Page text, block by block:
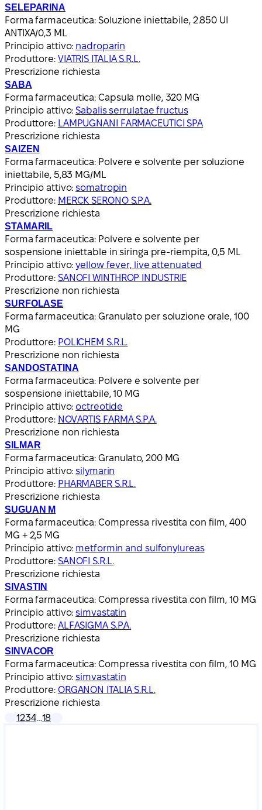
SELEPARINA
Forma farmaceutica: Soluzione iniettabile, 2.850 UI
ANTIXA/0,3 ML
Principio attivo: nadroparin
Produttore: VIATRIS ITALIA S.R.L.
Prescrizione richiesta
SABA
Forma farmaceutica: Capsula molle, 320 MG
Principio attivo:Sabalis serrulatae fructus
Produttore: LAMPUGNANI FARMACEUTICI SPA
Prescrizione richiesta
SAIZEN
Forma farmaceutica: Polvere e solvente per soluzione
iniettabile, 5,83 MG/ML
Principio attivo:somatropin
Produttore: MERCK SERONO S.P.A.
Prescrizione richiesta
STAMARIL
Forma farmaceutica: Polvere e solvente per
sospensione iniettable in siringa pre-riempita, 0,5 ML
Principio attivo:yellow fever, live attenuated
Produttore: SANOFI WINTHROP INDUSTRIE
Prescrizione non richiesta
SURFOLASE
Forma farmaceutica: Granulato per soluzione orale, 100
MG
Produttore: POLICHEM S.R.L.
Prescrizione non richiesta
SANDOSTATINA
Forma farmaceutica: Polvere e solvente per
sospensione iniettabile, 10 MG
Principio attivo: octreotide
Produttore: NOVARTIS FARMA S.P.A.
Prescrizione non richiesta
SILMAR
Forma farmaceutica: Granulato, 200 MG
Principio attivo:silymarin
Produttore: PHARMABER S.R.L.
Prescrizione richiesta
SUGUAN M
Forma farmaceutica: Compressa rivestita con film, 400
MG + 2,5 MG
Principio attivo: metformin and sulfonylureas
Produttore: SANOFI S.R.L.
Prescrizione richiesta
SIVASTIN
Forma farmaceutica: Compressa rivestita con film, 10 MG
Principio attivo:simvastatin
Produttore: ALFASIGMA S.P.A.
Prescrizione richiesta
SINVACOR
Forma farmaceutica: Compressa rivestita con film, 10 MG
Principio attivo:simvastatin
Produttore: ORGANON ITALIA S.R.L.
Prescrizione richiesta
1234…18